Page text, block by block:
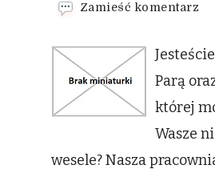
Zamieść komentarz
Parą
której
Wasze
wesele? Nasza